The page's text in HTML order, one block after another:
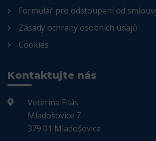
Formulář pro odstoupení od
Zásady ochrany osobních údajů
Cookies
Kontaktujte nás
Veterina Filás
Mladošovice 7
379 01 Mladošovice